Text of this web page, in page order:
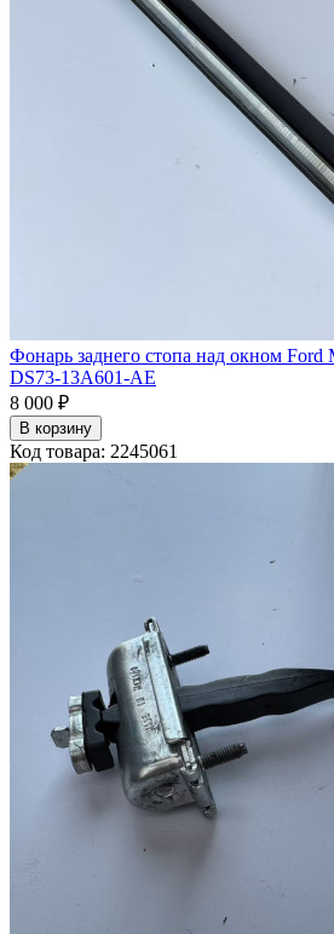
Фонарь заднего стопа над окном Ford
DS73-13A601-AE
8 000 ₽
В корзину
Код товара: 2245061